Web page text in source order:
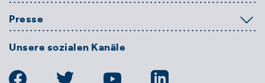
Presse
Unsere sozialen Kanäle